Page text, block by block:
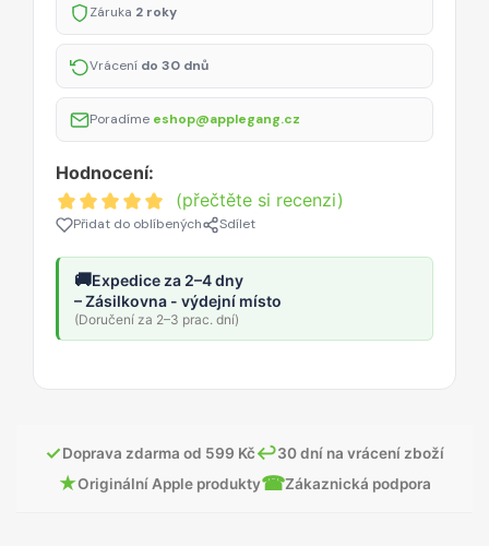
Záruka 2 roky
Vrácení do 30 dnů
Poradíme eshop@applegang.cz
Hodnocení:
(přečtěte si recenzi)
Přidat do oblíbených Sdílet
🚚Expedice za 2–4 dny
– Zásilkovna - výdejní místo
(Doručení za 2–3 prac. dní)
✓Doprava zdarma od 599 Kč↩30 dní na vrácení zboží
★Originální Apple produkty☎Zákaznická podpora